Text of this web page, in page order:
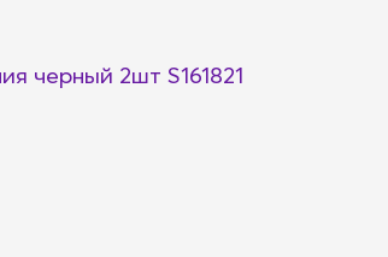
черный 2шт S161821